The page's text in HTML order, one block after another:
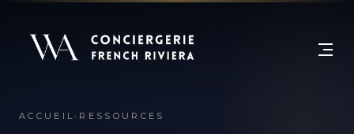
ACCUEIL › RESSOURCES